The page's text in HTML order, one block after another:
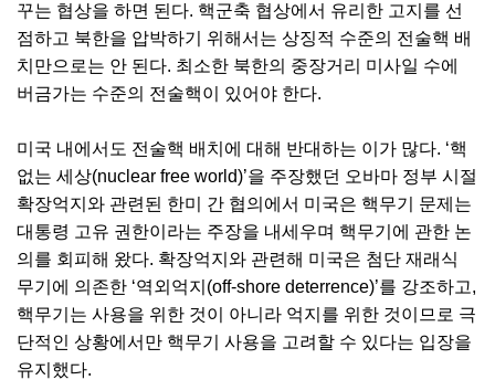
꾸는 협상을 하면 된다. 핵군축 협상에서 유리한 고지를 선
점하고 북한을 압박하기 위해서는 상징적 수준의 전술핵 배
치만으로는 안 된다. 최소한 북한의 중장거리 미사일 수에
버금가는 수준의 전술핵이 있어야 한다.
미국 내에서도 전술핵 배치에 대해 반대하는 이가 많다. ‘핵
없는 세상(nuclear free world)’을 주장했던 오바마 정부 시절
확장억지와 관련된 한미 간 협의에서 미국은 핵무기 문제는
대통령 고유 권한이라는 주장을 내세우며 핵무기에 관한 논
의를 회피해 왔다. 확장억지와 관련해 미국은 첨단 재래식
무기에 의존한 ‘역외억지(off-shore deterrence)’를 강조하고,
핵무기는 사용을 위한 것이 아니라 억지를 위한 것이므로 극
단적인 상황에서만 핵무기 사용을 고려할 수 있다는 입장을
유지했다.